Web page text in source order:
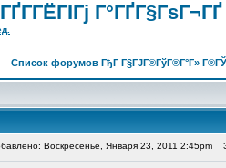
Г°ГҐГ§ГѕГ¬ГҐ
Список форумов ГђГ Г§ГЈГ®ГўГ®Г°Г»
Воскресенье, Января 23, 2011 2:45pm